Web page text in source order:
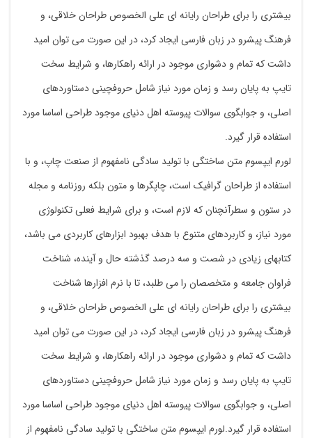
بیشتری را برای طراحان رایانه ای علی الخصوص طراحان خلاقی، و
فرهنگ پیشرو در زبان فارسی ایجاد کرد، در این صورت می توان امید
داشت که تمام و دشواری موجود در ارائه راهکارها، و شرایط سخت
تایپ به پایان رسد و زمان مورد نیاز شامل حروفچینی دستاوردهای
اصلی، و جوابگوی سوالات پیوسته اهل دنیای موجود طراحی اساسا مورد
استفاده قرار گیرد.
لورم ایپسوم متن ساختگی با تولید سادگی نامفهوم از صنعت چاپ، و با
استفاده از طراحان گرافیک است، چاپگرها و متون بلکه روزنامه و مجله
در ستون و سطرآنچنان که لازم است، و برای شرایط فعلی تکنولوژی
مورد نیاز، و کاربردهای متنوع با هدف بهبود ابزارهای کاربردی می باشد،
کتابهای زیادی در شصت و سه درصد گذشته حال و آینده، شناخت
فراوان جامعه و متخصصان را می طلبد، تا با نرم افزارها شناخت
بیشتری را برای طراحان رایانه ای علی الخصوص طراحان خلاقی، و
فرهنگ پیشرو در زبان فارسی ایجاد کرد، در این صورت می توان امید
داشت که تمام و دشواری موجود در ارائه راهکارها، و شرایط سخت
تایپ به پایان رسد و زمان مورد نیاز شامل حروفچینی دستاوردهای
اصلی، و جوابگوی سوالات پیوسته اهل دنیای موجود طراحی اساسا مورد
استفاده قرار گیرد.لورم ایپسوم متن ساختگی با تولید سادگی نامفهوم از